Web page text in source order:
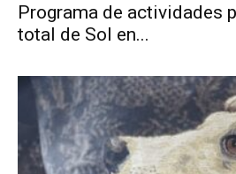
Programa de actividades
total de Sol en...